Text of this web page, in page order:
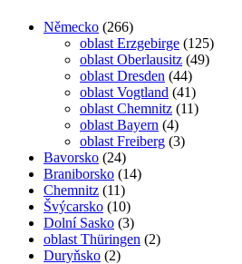
Německo (266)
oblast Erzgebirge (125)
oblast Oberlausitz (49)
oblast Dresden (44)
oblast Vogtland (41)
oblast Chemnitz (11)
oblast Bayern (4)
oblast Freiberg (3)
Bavorsko (24)
Braniborsko (14)
Chemnitz (11)
Švýcarsko (10)
Dolní Sasko (3)
oblast Thüringen (2)
Duryňsko (2)